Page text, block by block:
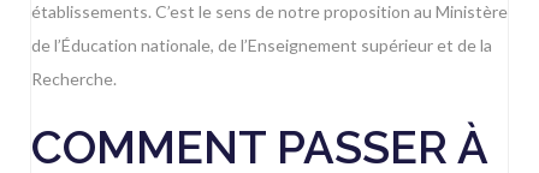
établissements. C’est le sens denotre proposition au Ministère
de l’Éducation nationale, de l’Enseignement supérieur et de la
Recherche.
COMMENT PASSER À